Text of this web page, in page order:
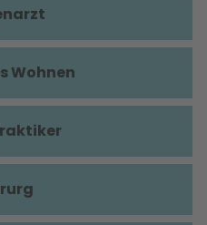
Wohnen